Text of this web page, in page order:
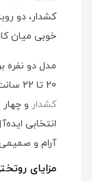
کشدار، دو
خوبی میان
20 تا 22 سانت طراحی شده و شامل یک
کشدار و
انتخابی
آرام و
مزایای